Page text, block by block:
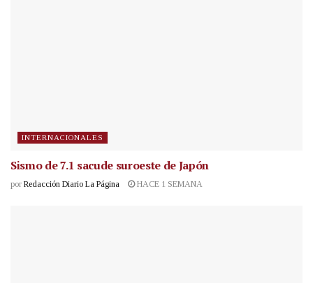
INTERNACIONALES
Sismo de 7.1 sacude suroeste de Japón
por Redacción Diario La Página HACE 1 SEMANA